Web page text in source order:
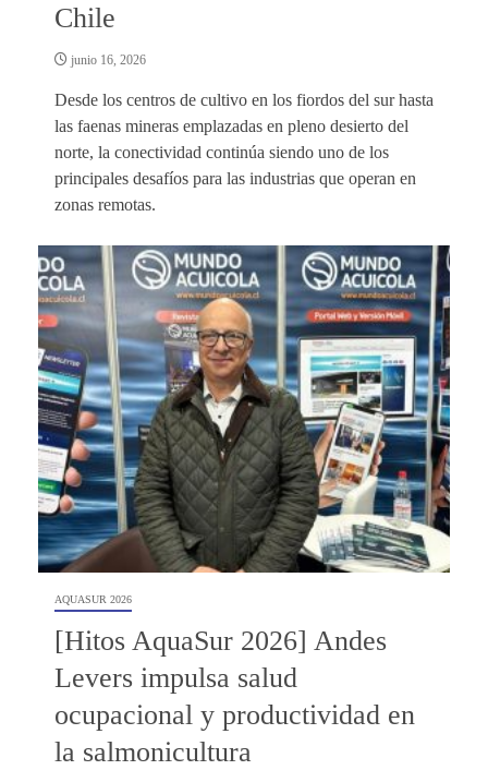
Chile
junio 16, 2026
Desde los centros de cultivo en los fiordos del sur hasta
las faenas mineras emplazadas en pleno desierto del
norte, la conectividad continúa siendo uno de los
principales desafíos para las industrias que operan en
zonas remotas.
AQUASUR 2026
[Hitos AquaSur 2026] Andes
Levers impulsa salud
ocupacional y productividad en
la salmonicultura